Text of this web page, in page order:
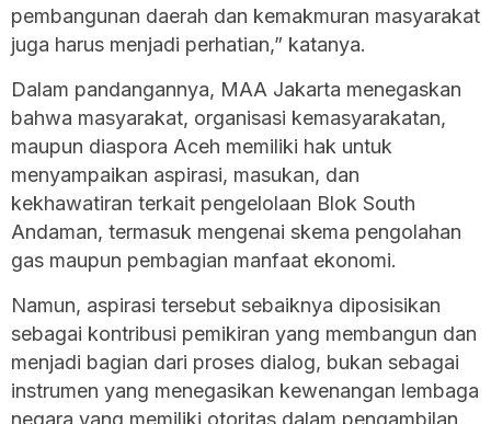
pembangunan daerah dan kemakmuran masyarakat
juga harus menjadi perhatian,” katanya.
Dalam pandangannya, MAA Jakarta menegaskan
bahwa masyarakat, organisasi kemasyarakatan,
maupun diaspora Aceh memiliki hak untuk
menyampaikan aspirasi, masukan, dan
kekhawatiran terkait pengelolaan Blok South
Andaman, termasuk mengenai skema pengolahan
gas maupun pembagian manfaat ekonomi.
Namun, aspirasi tersebut sebaiknya diposisikan
sebagai kontribusi pemikiran yang membangun dan
menjadi bagian dari proses dialog, bukan sebagai
instrumen yang menegasikan kewenangan lembaga
negara yang memiliki otoritas dalam pengambilan